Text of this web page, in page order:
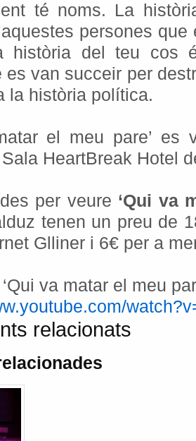
té noms. La
persones
història del teu cos
es van succeir per
la història política.
el meu pare’ es
HeartBreak Hotel
per veure ‘Qui va
tenen un preu de
Glliner i 6€ per a
va matar el meu
relacionats